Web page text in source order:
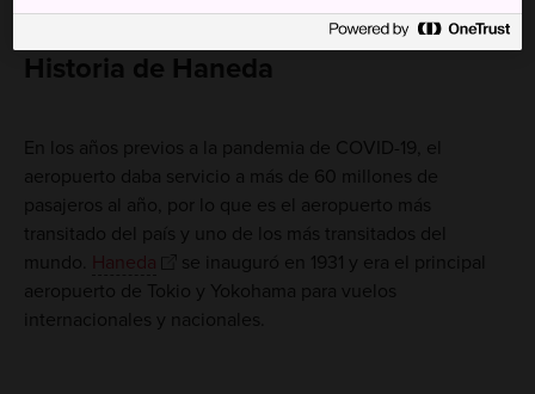
también salen de algunos de los principales hoteles.
Historia de Haneda
En los años previos a la pandemia de COVID-19, el
aeropuerto daba servicio a más de 60 millones de
pasajeros al año, por lo que es el aeropuerto más
transitado del país y uno de los más transitados del
mundo. Haneda
se inauguró en 1931 y era el principal
aeropuerto de Tokio y Yokohama para vuelos
internacionales y nacionales.